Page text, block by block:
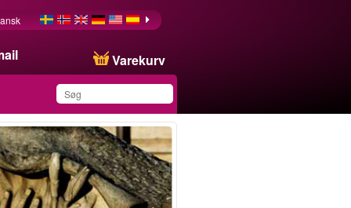
Varekurv
Du har gemt dette
produkt på din liste